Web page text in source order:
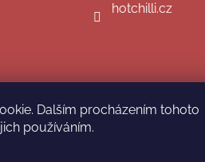
Dalším procházením tohoto
používáním.
hotchilli.cz